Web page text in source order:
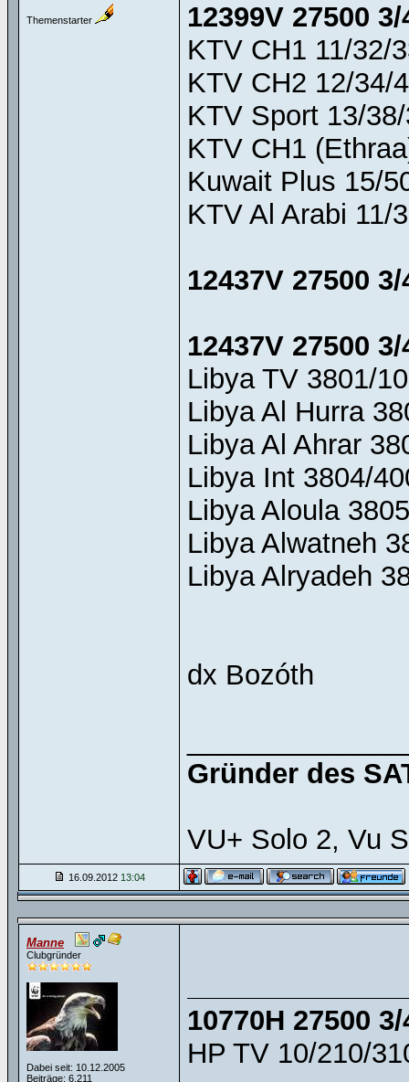
Themenstarter
12399V 27500 3/
KTV CH1 11/32/
KTV CH2 12/34/
KTV Sport 13/
KTV CH1
Kuwait Plus 15/
KTV Al Arabi 11/
12437V 27500
12437V 27500 3/
Libya TV 3801/
Libya Al Hurra
Libya Al Ahrar
Libya Int 3804/
Libya Aloula
Libya Alwatneh
Libya Alryadeh
dx Bozóth
Gründer des
VU+ Solo 2, Vu
16.09.2012 13:04
Manne
Clubgründer
Dabei seit: 10.12.2005
Beiträge: 6.211
10770H 27500 3/
HP TV 10/210/